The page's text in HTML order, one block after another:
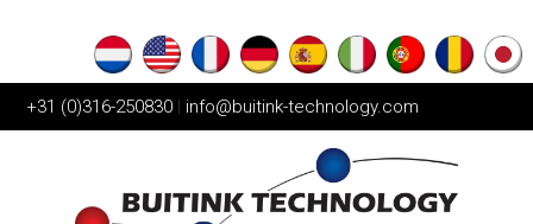
+31 (0)316-250830 | info@buitink-technology.com